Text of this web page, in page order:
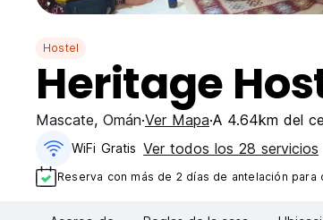
Hostel
Heritage
Mascate, Omán Ver Mapa A 4.64km del
WiFi Gratis Ver todos los 28 servicios
Reserva con más de 2 días de antelación para